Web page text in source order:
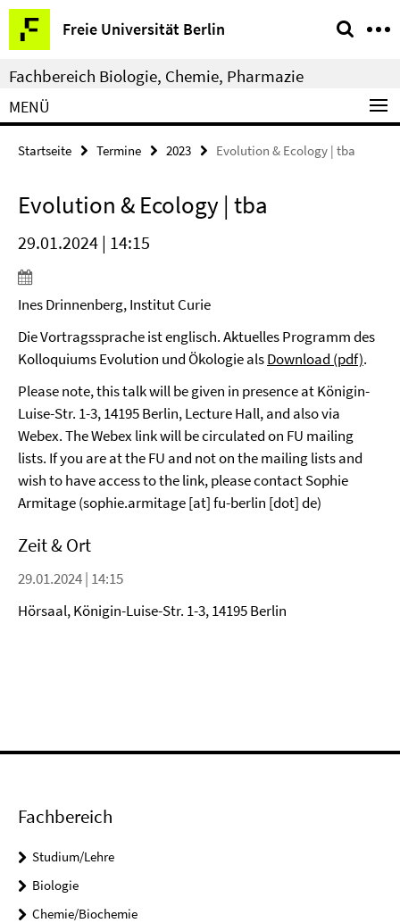
Springe
direkt
zu
Inhalt
Freie Universität Berlin
Service-
Navigation
Fachbereich Biologie, Chemie, Pharmazie
MENÜ
Startseite Termine 2023 Evolution & Ecology | tba
Evolution & Ecology | tba
29.01.2024 | 14:15
Ines Drinnenberg, Institut Curie
Die Vortragssprache ist englisch. Aktuelles Programm des
Kolloquiums Evolution und Ökologie alsDownload (pdf).
Please note, this talk will be given in presence at Königin-
Luise-Str. 1-3, 14195 Berlin, Lecture Hall, and also via
Webex. The Webex link will be circulated on FU mailing
lists. If you are at the FU and not on the mailing lists and
wish to have access to the link, please contact Sophie
Armitage (sophie.armitage [at] fu-berlin [dot] de)
Zeit & Ort
29.01.2024 | 14:15
Hörsaal, Königin-Luise-Str. 1-3, 14195 Berlin
Fachbereich
Studium/Lehre
Biologie
Chemie/Biochemie